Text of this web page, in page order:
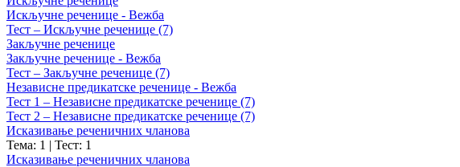
Искључне реченице - Вежба
Тест – Искључне реченице (7)
Закључне реченице
Закључне реченице - Вежба
Тест – Закључне реченице (7)
Независне предикатске реченице - Вежба
Тест 1 – Независне предикатске реченице (7)
Тест 2 – Независне предикатске реченице (7)
Исказивање реченичних чланова
Тема: 1 | Тест: 1
Исказивање реченичних чланова